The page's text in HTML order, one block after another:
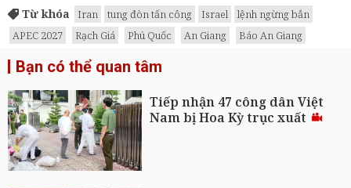
Từ khóa Iran tung đòn tấn công Israel
lệnh ngừng bắn
APEC 2027
Rạch Giá Phú Quốc An Giang Báo An Giang
Bạn có thể quan tâm
Tiếp nhận 47 công dân Việt
Nam bị Hoa Kỳ trục xuất